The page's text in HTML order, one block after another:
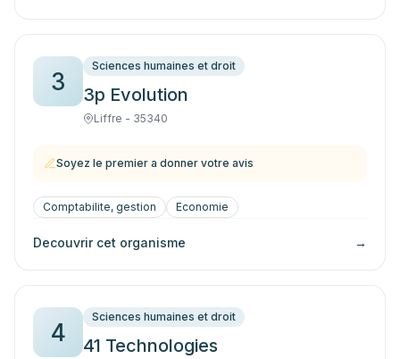
3
Sciences humaines et droit
3p Evolution
Liffre - 35340
Soyez le premier a donner votre avis
Comptabilite, gestion Economie
Decouvrir cet organisme →
4
Sciences humaines et droit
41 Technologies